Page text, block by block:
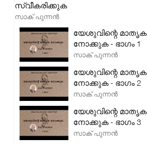
സ്വീകരിക്കുക
സാക് പുന്നൻ
യേശുവിന്റെ മാതൃക
നോക്കുക - ഭാഗം 1
സാക് പുന്നൻ
യേശുവിന്റെ മാതൃക
നോക്കുക - ഭാഗം 2
സാക് പുന്നൻ
യേശുവിന്റെ മാതൃക
നോക്കുക - ഭാഗം 3
സാക് പുന്നൻ